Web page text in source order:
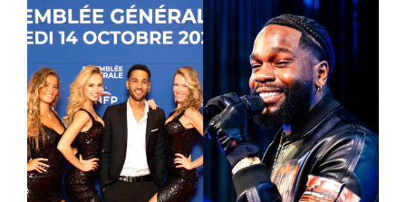
Galerie
Formation
Contact